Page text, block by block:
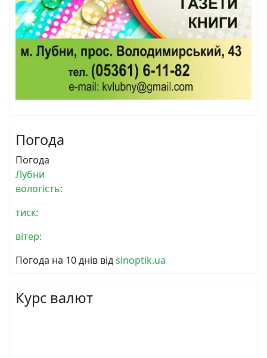
Погода
Погода
Лубни
вологість:
тиск:
вітер:
Погода на 10 днів відsinoptik.ua
Курс валют